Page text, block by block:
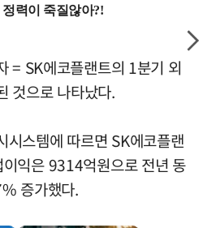
= SK에코플랜트의 1분기 외
것으로 나타났다.
시스템에 따르면 SK에코플랜
익은 9314억원으로 전년 동
증가했다.